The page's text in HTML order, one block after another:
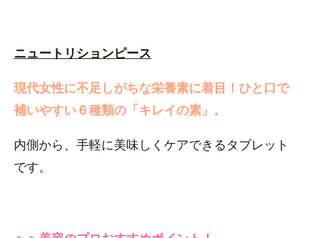
ニュートリションピース
現代女性に不足しがちな栄養素に着目！ ひと口で
補いやすい６種類の「キレイの素」。
内側から、手軽に美味しくケアできるタブレット
です。